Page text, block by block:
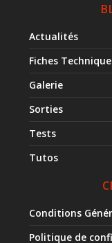
Actualités
Fiches
Galerie
Sorties
Tests
Tutos
Conditions
Politique de